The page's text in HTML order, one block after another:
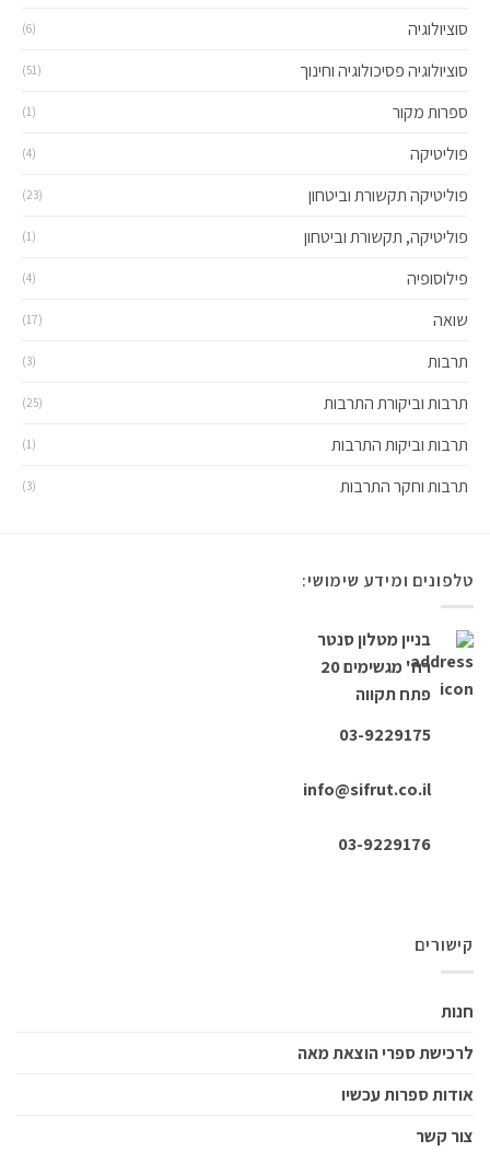
סוציולוגיה (6)
סוציולוגיה פסיכולוגיה וחינוך (51)
ספרות מקור (1)
פוליטיקה (4)
פוליטיקה תקשורת וביטחון (23)
פוליטיקה, תקשורת וביטחון (1)
פילוסופיה (4)
שואה (17)
תרבות (3)
תרבות וביקורת התרבות (25)
תרבות וביקות התרבות (1)
תרבות וחקר התרבות (3)
טלפונים ומידע שימושי:
בניין מטלון סנטר
רח' מגשימים 20
פתח תקווה
03-9229175
info@sifrut.co.il
קישורים
חנות
לרכישת ספרי הוצאת מאה
אודות ספרות עכשיו
צור קשר